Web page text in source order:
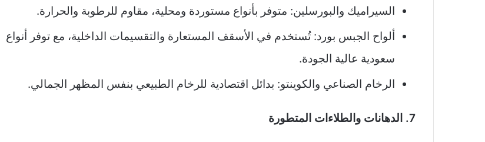
السيراميك والبورسلين: متوفر بأنواع مستوردة ومحلية، مقاوم للرطوبة والحرارة.
ألواح الجبس بورد: تُستخدم في الأسقف المستعارة والتقسيمات الداخلية، مع توفر أنواع
سعودية عالية الجودة.
الرخام الصناعي والكوينتو: بدائل اقتصادية للرخام الطبيعي بنفس المظهر الجمالي.
7. الدهانات والطلاءات المتطورة